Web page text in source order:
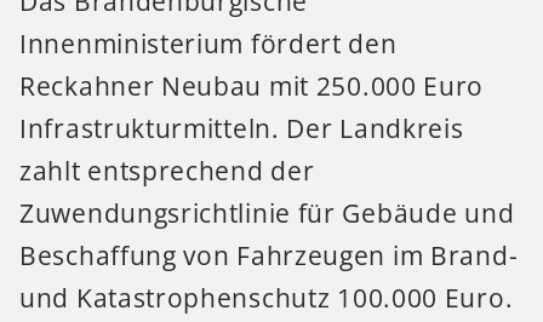
Innenministerium fördert den
Reckahner Neubau mit 250.000 Euro
Infrastrukturmitteln. Der Landkreis
zahlt entsprechend der
Zuwendungsrichtlinie für Gebäude und
Beschaffung von Fahrzeugen im Brand-
und Katastrophenschutz 100.000 Euro.